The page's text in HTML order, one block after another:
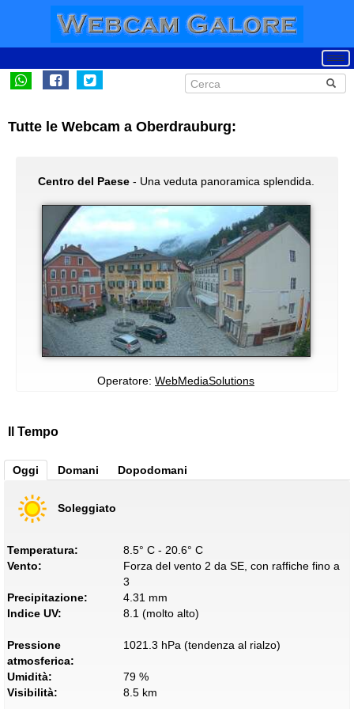
Tutte le Webcam a Oberdrauburg:
Centro del Paese- Una veduta panoramica splendida.
Operatore: WebMediaSolutions
Il Tempo
Oggi Domani Dopodomani
Soleggiato
Temperatura:
8.5° C - 20.6° C
Vento:
Forza del vento 2 da SE, con raffiche fino a
3
Precipitazione:
4.31 mm
Indice UV:
8.1 (molto alto)
Pressione
atmosferica:
1021.3 hPa (tendenza al rialzo)
Umidità:
79 %
Visibilità:
8.5 km